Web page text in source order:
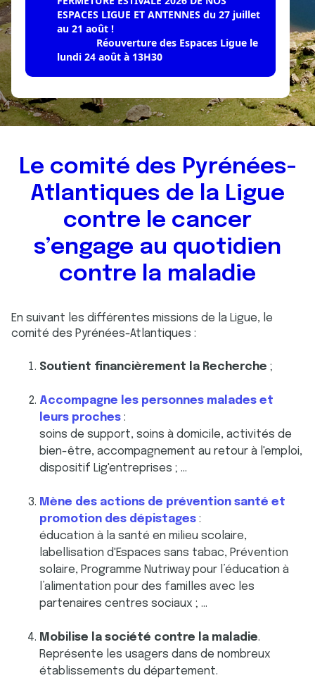
ESPACES LIGUE ET ANTENNES du 27 juillet
au 21 août !
Réouverture des Espaces Ligue le
lundi 24 août à 13H30
Le comité des Pyrénées-
Atlantiques de la Ligue
contre le cancer
s’engage au quotidien
contre la maladie
En suivant les différentes missions de la Ligue, le
comité des Pyrénées-Atlantiques :
Soutient financièrement la Recherche ;
Accompagne les personnes malades et
leurs proches :
soins de support, soins à domicile, activités de
bien-être, accompagnement au retour à l'emploi,
dispositif Lig'entreprises ; …
Mène des actions de prévention santé et
promotion des dépistages :
éducation à la santé en milieu scolaire,
labellisation d'Espaces sans tabac, Prévention
solaire, Programme Nutriway pour l’éducation à
l’alimentation pour des familles avec les
partenaires centres sociaux ; …
Mobilise la société contre la maladie.
Représente les usagers dans de nombreux
établissements du département.